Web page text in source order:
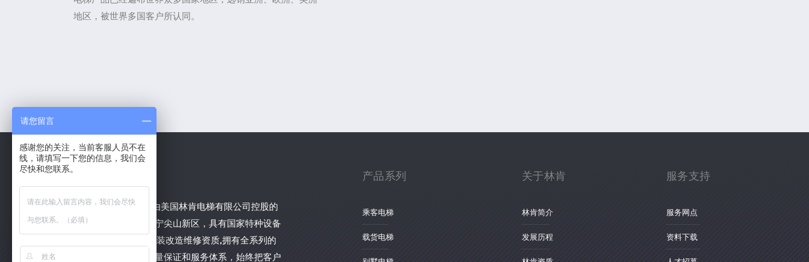
地区，被世界多国客户所认同。
林肯电梯(中国)有限公司是由美国林肯电梯有限公司控股的
中外合资企业，位于浙江海宁尖山新区，具有国家特种设备
电梯类A级制造资质与A级安装改造维修资质,拥有全系列的
电（扶）梯产品，完善的质量保证和服务体系，始终把客户
产品系列
乘客电梯
载货电梯
关于林肯
林肯简介
发展历程
服务支持
服务网点
资料下载
请您留言
感谢您的关注，当前客服人员不在
线，请填写一下您的信息，我们会
尽快和您联系。